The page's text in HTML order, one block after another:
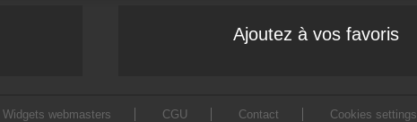
Ajoutez à vos favoris
Widgets webmasters CGU Contact
Cookies settings